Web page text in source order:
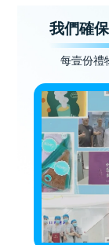
我們確
每壹份禮